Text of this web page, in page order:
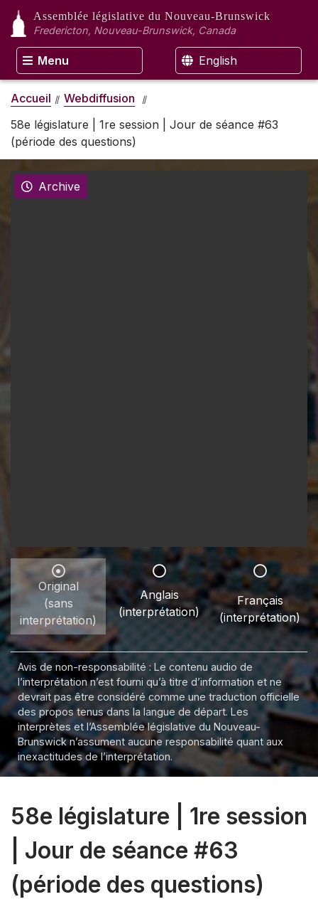
Assemblée législative du Nouveau-Brunswick
Fredericton, Nouveau-Brunswick, Canada
Menu English
Accueil
Webdiffusion
58e législature | 1re session | Jour de séance #63
(période des questions)
Archive
Original
(sans
interprétation)
Anglais
(interprétation)
Français
(interprétation)
Avis de non-responsabilité : Le contenu audio de
l’interprétation n’est fourni qu’à titre d’information et ne
devrait pas être considéré comme une traduction officielle
des propos tenus dans la langue de départ. Les
interprètes et l’Assemblée législative du Nouveau-
Brunswick n’assument aucune responsabilité quant aux
inexactitudes de l’interprétation.
58e législature | 1re session
| Jour de séance #63
(période des questions)